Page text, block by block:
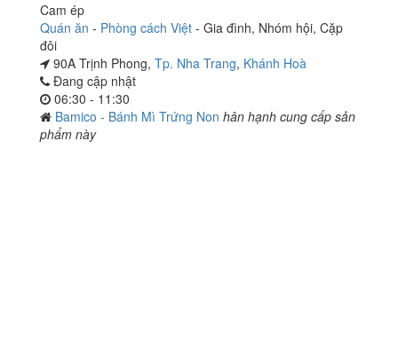
Cam ép
Quán ăn - Phòng cách Việt - Gia đình, Nhóm hội, Cặp
đôi
90A Trịnh Phong, Tp. Nha Trang, Khánh Hoà
Đang cập nhật
06:30 - 11:30
Bamico - Bánh Mì Trứng Non hân hạnh cung cấp sản
phẩm này